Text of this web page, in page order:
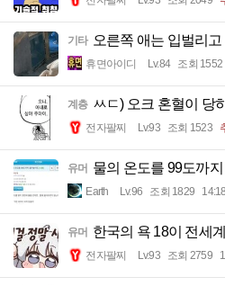
기타 오른쪽 애는 입벌리고
휴면아이디 Lv.84 조회 1552
계층 ㅆㄷ) 오크 혼혈이 당
전자팔찌 Lv.93 조회 1523
유머 물의 온도를 99도까
Earth Lv.96 조회 1829 14:18
유머 한국의 욕 18이 전세
전자팔찌 Lv.93 조회 2759